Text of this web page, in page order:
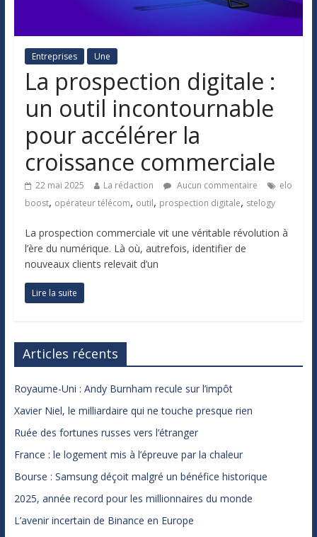
Entreprises Une
La prospection digitale :
un outil incontournable
pour accélérer la
croissance commerciale
22 mai 2025 La rédaction Aucun commentaire
elo
boost, opérateur télécom, outil, prospection digitale, stelogy
La prospection commerciale vit une véritable révolution à
l’ère du numérique. Là où, autrefois, identifier de
nouveaux clients relevait d’un
Lire la suite
Articles récents
Royaume-Uni : Andy Burnham recule sur l’impôt
Xavier Niel, le milliardaire qui ne touche presque rien
Ruée des fortunes russes vers l’étranger
France : le logement mis à l’épreuve par la chaleur
Bourse : Samsung déçoit malgré un bénéfice historique
2025, année record pour les millionnaires du monde
L’avenir incertain de Binance en Europe